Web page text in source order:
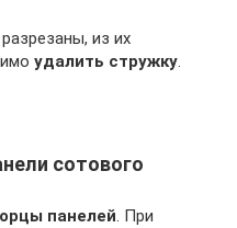
из их
удалить стружку.
сотового
панелей. При